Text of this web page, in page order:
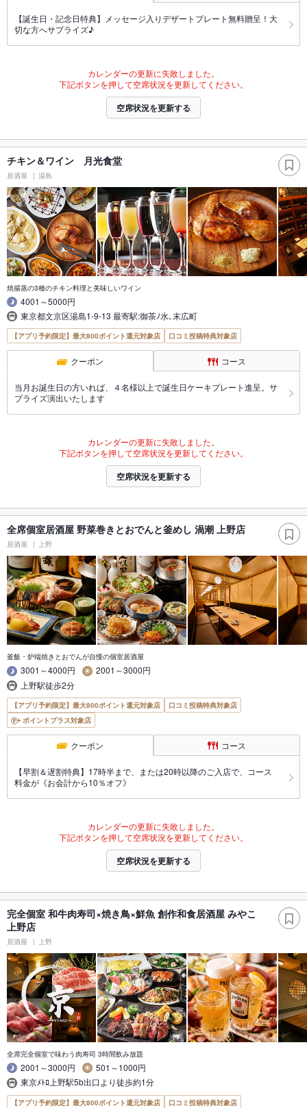
【誕生日・記念日特典】メッセージ入りデザートプレート無料贈呈！大
切な方へサプライズ♪
カレンダーの更新に失敗しました。
下記ボタンを押して空席状況を更新してください。
空席状況を更新する
チキン＆ワイン 月光食堂
居酒屋 湯島
焼揚蒸の3種のチキン料理と美味しいワイン
4001～5000円
東京都文京区湯島1-9-13 最寄駅:御茶ﾉ水､末広町
【アプリ予約限定】最大800ポイント還元対象店 口コミ投稿特典対象店
クーポン コース
当月お誕生日の方いれば、４名様以上で誕生日ケーキプレート進呈。サ
プライズ演出いたします
カレンダーの更新に失敗しました。
下記ボタンを押して空席状況を更新してください。
空席状況を更新する
全席個室居酒屋 野菜巻きとおでんと釜めし 渦潮 上野店
居酒屋 上野
釜飯・炉端焼きとおでんが自慢の個室居酒屋
3001～4000円
2001～3000円
上野駅徒歩2分
【アプリ予約限定】最大800ポイント還元対象店
口コミ投稿特典対象店
ポイントプラス対象店
クーポン コース
【早割＆遅割特典】17時半まで、または20時以降のご入店で、コース
料金が《お会計から10％オフ》
カレンダーの更新に失敗しました。
下記ボタンを押して空席状況を更新してください。
空席状況を更新する
完全個室 和牛肉寿司×焼き鳥×鮮魚 創作和食居酒屋 みやこ
上野店
居酒屋 上野
全席完全個室で味わう肉寿司 3時間飲み放題
2001～3000円
501～1000円
東京ﾒﾄﾛ上野駅5b出口より徒歩約1分
【アプリ予約限定】最大800ポイント還元対象店
口コミ投稿特典対象店